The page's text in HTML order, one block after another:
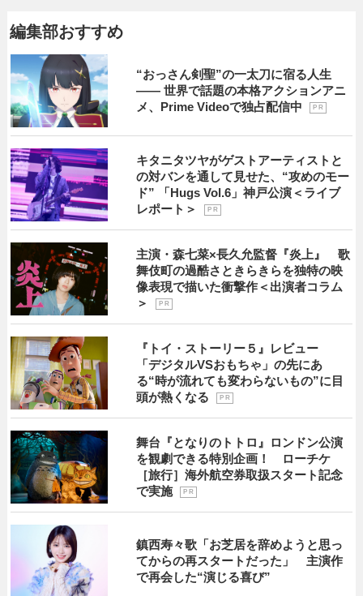
編集部おすすめ
“おっさん剣聖”の一太刀に宿る人生
―― 世界で話題の本格アクションアニ
メ、Prime Videoで独占配信中
P R
キタニタツヤがゲストアーティストと
の対バンを通して見せた、“攻めのモー
ド” 「Hugs Vol.6」神戸公演＜ライブ
レポート＞
P R
主演・森七菜×長久允監督『炎上』 歌
舞伎町の過酷さときらきらを独特の映
像表現で描いた衝撃作＜出演者コラム
＞
P R
『トイ・ストーリー５』レビュー
「デジタルVSおもちゃ」の先にあ
る“時が流れても変わらないもの”に目
頭が熱くなる
P R
舞台『となりのトトロ』ロンドン公演
を観劇できる特別企画！ ローチケ
［旅行］海外航空券取扱スタート記念
で実施
P R
鎮西寿々歌「お芝居を辞めようと思っ
てからの再スタートだった」 主演作
で再会した“演じる喜び”